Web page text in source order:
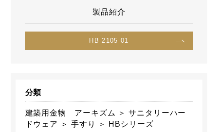
製品紹介
HB-2105-01
分類
建築用金物 アーキズム ＞ サニタリーハー
ドウェア ＞ 手すり ＞ HBシリーズ